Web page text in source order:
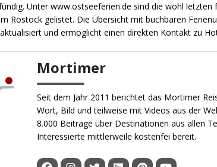
Unter www.ostseeferien.de sind die wohl letzten
Rostock gelistet. Die Übersicht mit buchbaren
und ermöglicht einen direkten Kontakt zu
Mortimer
Seit dem Jahr 2011 berichtet das Mortimer
Wort, Bild und teilweise mit Videos aus der
8.000 Beiträge über Destinationen aus allen
Interessierte mittlerweile kostenfei bereit.